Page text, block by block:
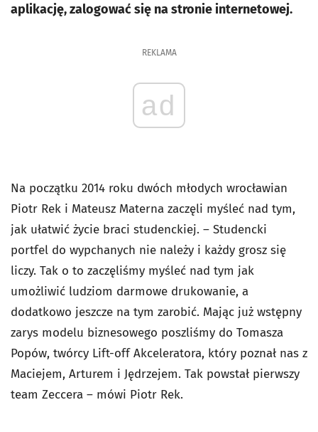
aplikację, zalogować się na stronie internetowej.
REKLAMA
ad
Na początku 2014 roku dwóch młodych wrocławian
Piotr Rek i Mateusz Materna zaczęli myśleć nad tym,
jak ułatwić życie braci studenckiej. – Studencki
portfel do wypchanych nie należy i każdy grosz się
liczy. Tak o to zaczęliśmy myśleć nad tym jak
umożliwić ludziom darmowe drukowanie, a
dodatkowo jeszcze na tym zarobić. Mając już wstępny
zarys modelu biznesowego poszliśmy do Tomasza
Popów, twórcy Lift-off Akceleratora, który poznał nas z
Maciejem, Arturem i Jędrzejem. Tak powstał pierwszy
team Zeccera – mówi Piotr Rek.